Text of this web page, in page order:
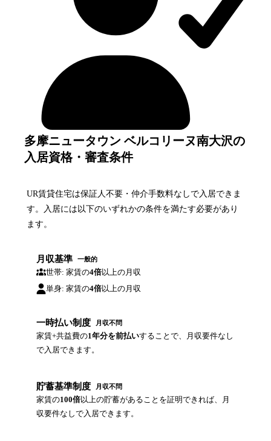
多摩ニュータウン ベルコリーヌ南大沢の
入居資格・審査条件
UR賃貸住宅は保証人不要・仲介手数料なしで入居できま
す。入居には以下のいずれかの条件を満たす必要があり
ます。
月収基準 一般的
世帯: 家賃の4倍以上の月収
単身: 家賃の4倍以上の月収
一時払い制度 月収不問
家賃+共益費の1年分を前払いすることで、月収要件なし
で入居できます。
貯蓄基準制度 月収不問
家賃の100倍以上の貯蓄があることを証明できれば、月
収要件なしで入居できます。